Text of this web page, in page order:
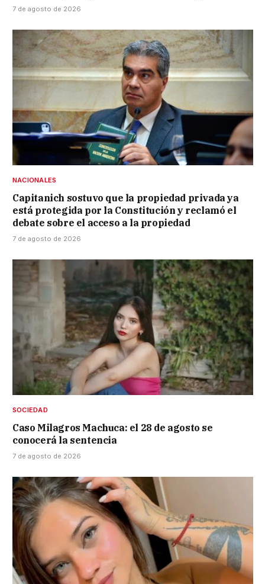
7 de agosto de 2026
NACIONALES
Capitanich sostuvo que la propiedad privada ya
está protegida por la Constitución y reclamó el
debate sobre el acceso a la propiedad
7 de agosto de 2026
SOCIEDAD
Caso Milagros Machuca: el 28 de agosto se
conocerá la sentencia
7 de agosto de 2026